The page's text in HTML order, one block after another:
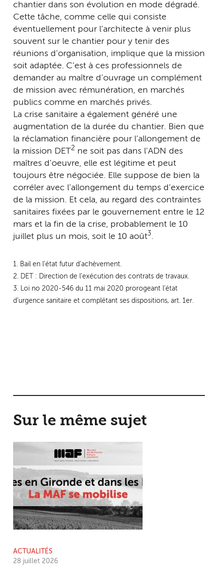
chantier dans son évolution en mode dégradé.
Cette tâche, comme celle qui consiste
éventuellement pour l’architecte à venir plus
souvent sur le chantier pour y tenir des
réunions d’organisation, implique que la mission
soit adaptée. C’est à ces professionnels de
demander au maître d’ouvrage un complément
de mission avec rémunération, en marchés
publics comme en marchés privés.
La crise sanitaire a également généré une
augmentation de la durée du chantier. Bien que
la réclamation financière pour l’allongement de
la mission DET2 ne soit pas dans l’ADN des
maîtres d’oeuvre, elle est légitime et peut
toujours être négociée. Elle suppose de bien la
corréler avec l’allongement du temps d’exercice
de la mission. Et cela, au regard des contraintes
sanitaires fixées par le gouvernement entre le 12
mars et la fin de la crise, probablement le 10
juillet plus un mois, soit le 10 août3.
1. Bail en l’état futur d’achèvement.
2. DET : Direction de l’exécution des contrats de travaux.
3. Loi no 2020-546 du 11 mai 2020 prorogeant l’état
d’urgence sanitaire et complétant ses dispositions, art. 1er.
Sur le même sujet
ACTUALITÉS
28 juillet 2026